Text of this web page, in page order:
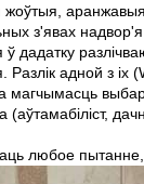
жоўтыя,
з'явах надвор'я
дадатку
Разлік адной з
магчымасць
(аўтамабіліст,
любое